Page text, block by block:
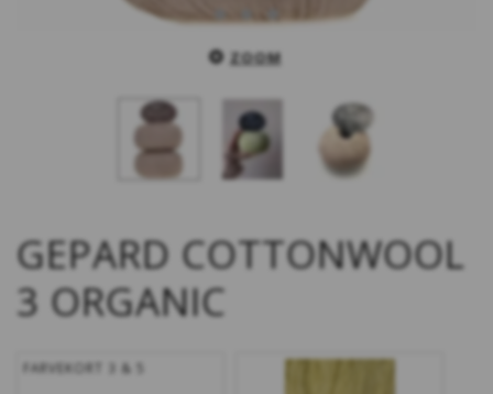
ZOOM
GEPARD COTTONWOOL
3 ORGANIC
FARVEKORT 3 & 5